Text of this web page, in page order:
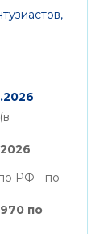
РФ - по
по